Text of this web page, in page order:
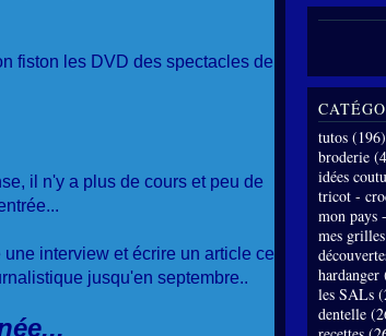
fiston les DVD des spectacles de
il n'y a plus de cours et peu de
interview et écrire un article ce
jusqu'en septembre..
tutos (196)
broderie
idées
tricot -
mon pays
mes
hardanger
les SALs
dentelle